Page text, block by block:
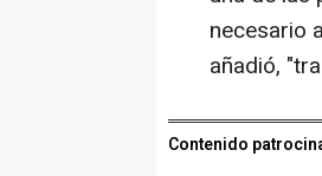
necesario
añadió,
Contenido